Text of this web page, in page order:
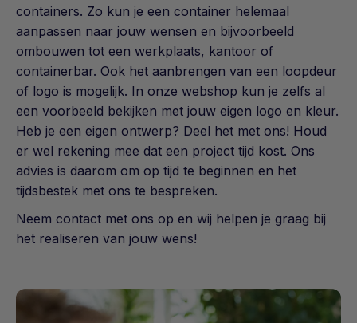
containers. Zo kun je een container helemaal
aanpassen naar jouw wensen en bijvoorbeeld
ombouwen tot een werkplaats, kantoor of
containerbar. Ook het aanbrengen van een loopdeur
of logo is mogelijk. In onze webshop kun je zelfs al
een voorbeeld bekijken met jouw eigen logo en kleur.
Heb je een eigen ontwerp? Deel het met ons! Houd
er wel rekening mee dat een project tijd kost. Ons
advies is daarom om op tijd te beginnen en het
tijdsbestek met ons te bespreken.
Neem contact met ons op en wij helpen je graag bij
het realiseren van jouw wens!